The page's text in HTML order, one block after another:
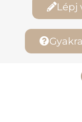
Lépj